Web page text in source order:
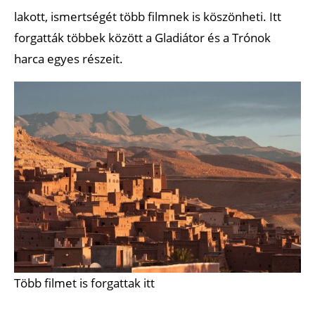
lakott, ismertségét több filmnek is köszönheti. Itt
forgatták többek között a Gladiátor és a Trónok
harca egyes részeit.
Több filmet is forgattak itt